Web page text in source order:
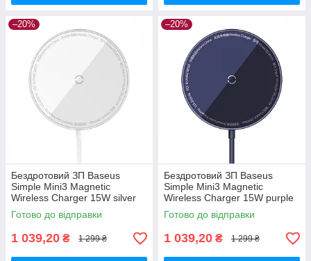
–20%
Бездротовий ЗП Baseus
Simple Mini3 Magnetic
Wireless Charger 15W silver
Готово до відправки
1 039,20 ₴ 1 299 ₴
–20%
Бездротовий ЗП Baseus
Simple Mini3 Magnetic
Wireless Charger 15W purple
Готово до відправки
1 039,20 ₴ 1 299 ₴